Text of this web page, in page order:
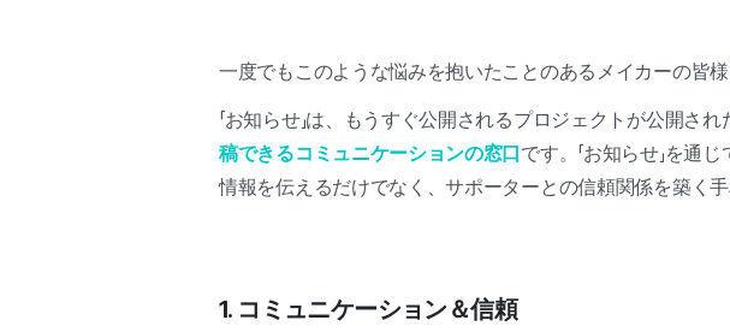
一度でもこのような悩みを抱いたことのあるメイカーの皆様
「お知らせ」は、もうすぐ公開されるプロジェクトが公開さ
稿できるコミュニケーションの窓口です。「お知らせ」を
情報を伝えるだけでなく、サポーターとの信頼関係を築く手
1. コミュニケーション＆信頼